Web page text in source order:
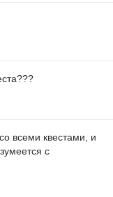
всеми квестами, и
с